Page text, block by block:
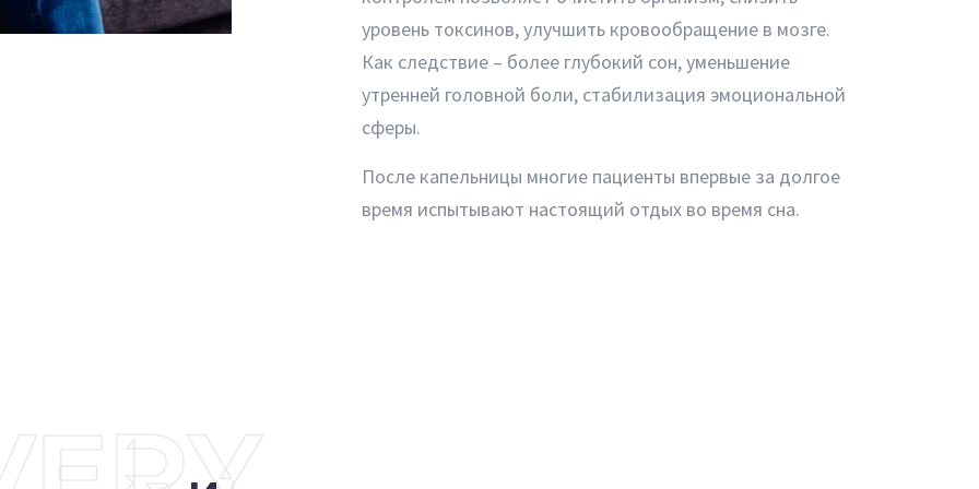
уровень токсинов, улучшить кровообращение в мозге.
Как следствие – более глубокий сон, уменьшение
утренней головной боли, стабилизация эмоциональной
сферы.
После капельницы многие пациенты впервые за долгое
время испытывают настоящий отдых во время сна.